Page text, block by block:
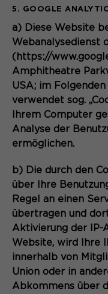
5. GOOGLE
a) Diese Website
Webanalysedienst
(https://
Amphitheatre
USA; im Folgenden
verwendet sog.
Ihrem Computer
Analyse der
ermöglichen.
b) Die durch den
über Ihre
Regel an einen
übertragen und
Aktivierung der IP-
Website, wird Ihre
innerhalb von
Union oder in
Abkommens über